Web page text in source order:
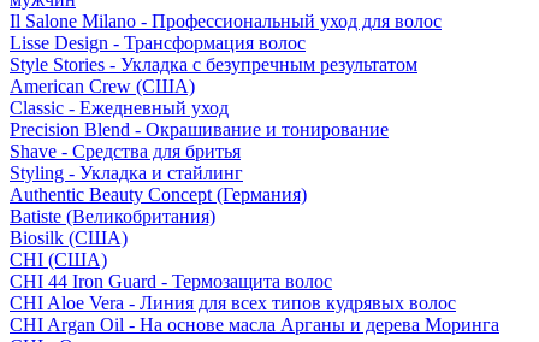
Il Salone Milano - Профессиональный уход для волос
Lisse Design - Трансформация волос
Style Stories - Укладка с безупречным результатом
American Crew (США)
Classic - Ежедневный уход
Precision Blend - Окрашивание и тонирование
Shave - Средства для бритья
Styling - Укладка и стайлинг
Authentic Beauty Concept (Германия)
Batiste (Великобритания)
Biosilk (США)
CHI (США)
CHI 44 Iron Guard - Термозащита волос
CHI Aloe Vera - Линия для всех типов кудрявых волос
CHI Argan Oil - На основе масла Арганы и дерева Моринга